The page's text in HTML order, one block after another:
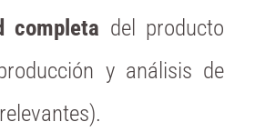
completa del producto
y análisis de